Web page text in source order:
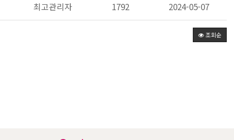
최고관리자 1792 2024-05-07
조회순